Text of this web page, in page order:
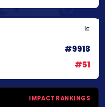
#9918
#51
IMPACT RANKINGS